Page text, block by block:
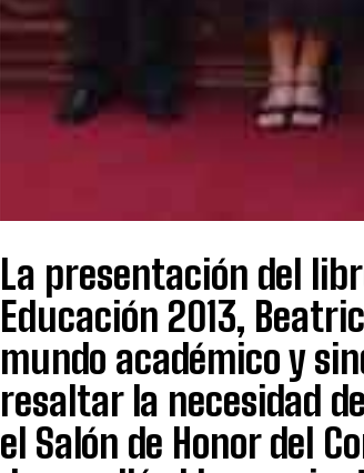
La presentación del
Educación 2013,
mundo académico y
resaltar la necesidad
el Salón de Honor del